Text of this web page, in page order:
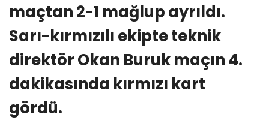
maçtan 2-1 mağlup ayrıldı.
Sarı-kırmızılı ekipte teknik
direktör Okan Buruk maçın 4.
dakikasında kırmızı kart
gördü.